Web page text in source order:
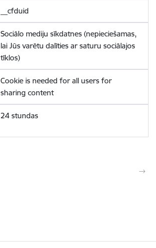
__cfduid
Sociālo mediju sīkdatnes (nepieciešamas,
lai Jūs varētu dalīties ar saturu sociālajos
tīklos)
Cookie is needed for all users for
sharing content
24 stundas